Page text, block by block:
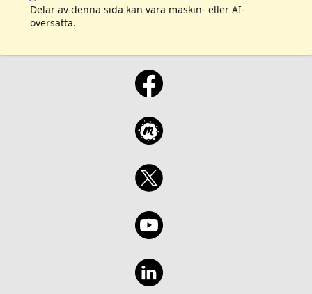
Delar av denna sida kan vara maskin- eller AI-
översatta.